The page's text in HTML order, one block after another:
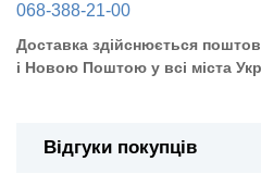
068-388-21-00
Доставка здійснюється
і Новою Поштою у всі міста
Відгуки покупців